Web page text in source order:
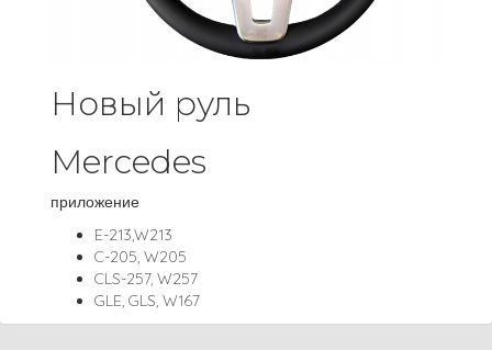
Новый руль
Mercedes
приложение
E-213,W213
C-205, W205
CLS-257, W257
GLE, GLS, W167